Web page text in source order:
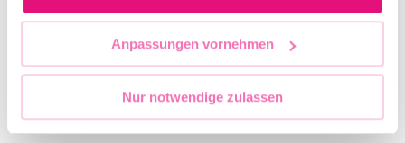
Anpassungen vornehmen
Nur notwendige zulassen
Mai 2023
November 2022
September 2022